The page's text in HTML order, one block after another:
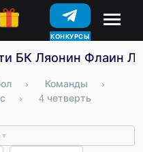
КОНКУРСЫ
БК Ляонин Флаин
› Команды
›
› 4 четверть
▼